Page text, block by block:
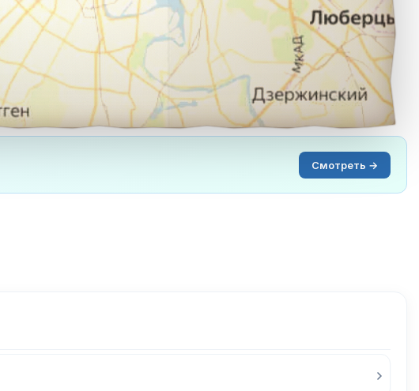
Смотреть →